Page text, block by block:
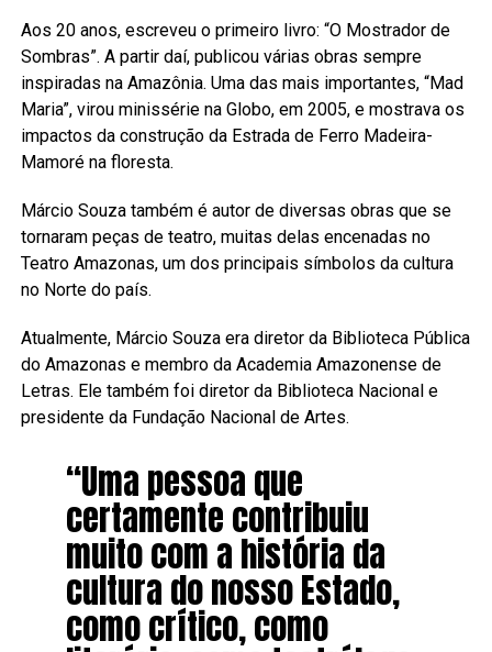
Aos 20 anos, escreveu o primeiro livro: “O Mostrador de
Sombras”. A partir daí, publicou várias obras sempre
inspiradas na Amazônia. Uma das mais importantes, “Mad
Maria”, virou minissérie na Globo, em 2005, e mostrava os
impactos da construção da Estrada de Ferro Madeira-
Mamoré na floresta.
Márcio Souza também é autor de diversas obras que se
tornaram peças de teatro, muitas delas encenadas no
Teatro Amazonas, um dos principais símbolos da cultura
no Norte do país.
Atualmente, Márcio Souza era diretor da Biblioteca Pública
do Amazonas e membro da Academia Amazonense de
Letras. Ele também foi diretor da Biblioteca Nacional e
presidente da Fundação Nacional de Artes.
“Uma pessoa que
certamente contribuiu
muito com a história da
cultura do nosso Estado,
como crítico, como